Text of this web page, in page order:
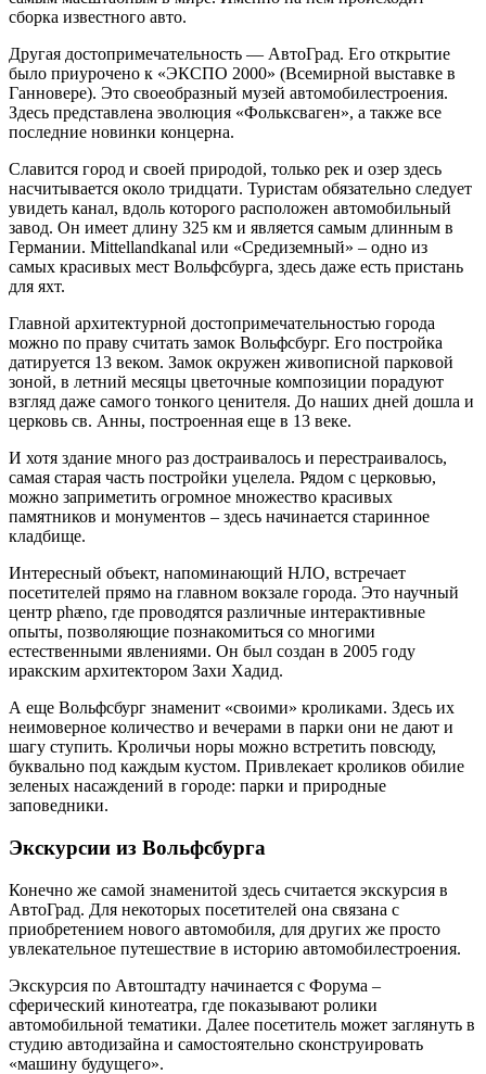
сборка известного авто.
Другая достопримечательность — АвтоГрад. Его открытие
было приурочено к «ЭКСПО 2000» (Всемирной выставке в
Ганновере). Это своеобразный музей автомобилестроения.
Здесь представлена эволюция «Фольксваген», а также все
последние новинки концерна.
Славится город и своей природой, только рек и озер здесь
насчитывается около тридцати. Туристам обязательно следует
увидеть канал, вдоль которого расположен автомобильный
завод. Он имеет длину 325 км и является самым длинным в
Германии. Mittellandkanal или «Средиземный» – одно из
самых красивых мест Вольфсбурга, здесь даже есть пристань
для яхт.
Главной архитектурной достопримечательностью города
можно по праву считать замок Вольфсбург. Его постройка
датируется 13 веком. Замок окружен живописной парковой
зоной, в летний месяцы цветочные композиции порадуют
взгляд даже самого тонкого ценителя. До наших дней дошла и
церковь св. Анны, построенная еще в 13 веке.
И хотя здание много раз достраивалось и перестраивалось,
самая старая часть постройки уцелела. Рядом с церковью,
можно заприметить огромное множество красивых
памятников и монументов – здесь начинается старинное
кладбище.
Интересный объект, напоминающий НЛО, встречает
посетителей прямо на главном вокзале города. Это научный
центр phæno, где проводятся различные интерактивные
опыты, позволяющие познакомиться со многими
естественными явлениями. Он был создан в 2005 году
иракским архитектором Захи Хадид.
А еще Вольфсбург знаменит «своими» кроликами. Здесь их
неимоверное количество и вечерами в парки они не дают и
шагу ступить. Кроличьи норы можно встретить повсюду,
буквально под каждым кустом. Привлекает кроликов обилие
зеленых насаждений в городе: парки и природные
заповедники.
Экскурсии из Вольфсбурга
Конечно же самой знаменитой здесь считается экскурсия в
АвтоГрад. Для некоторых посетителей она связана с
приобретением нового автомобиля, для других же просто
увлекательное путешествие в историю автомобилестроения.
Экскурсия по Автоштадту начинается с Форума –
сферический кинотеатра, где показывают ролики
автомобильной тематики. Далее посетитель может заглянуть в
студию автодизайна и самостоятельно сконструировать
«машину будущего».